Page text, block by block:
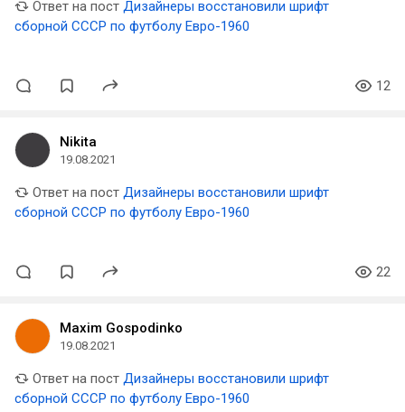
Ответ на пост Дизайнеры восстановили шрифт
сборной СССР по футболу Евро-1960
12
Nikita
19.08.2021
Ответ на пост Дизайнеры восстановили шрифт
сборной СССР по футболу Евро-1960
22
Maxim Gospodinko
19.08.2021
Ответ на пост Дизайнеры восстановили шрифт
сборной СССР по футболу Евро-1960